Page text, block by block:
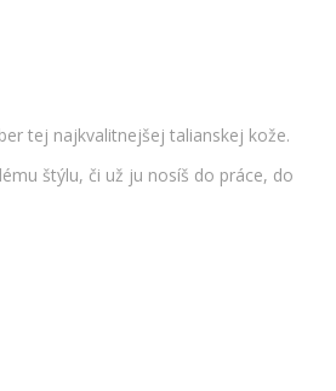
tej najkvalitnejšej talianskej kože.
štýlu, či už ju nosíš do práce, do